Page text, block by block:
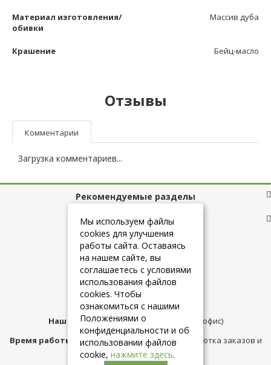
Материал изготовления/
обивки
Массив дуба
Крашение Бейц-масло
Отзывы
Комментарии
Загрузка комментариев...
Рекомендуемые разделы
Полезные ссылки
+7 (925) 084-10-60
Наш адрес:Москва,ул.Плещеева д.12 (офис)
Время работы магазина:с 10:00 до 21:00 (обработка заказов и
консультация)
Мы используем файлы
cookies для улучшения
работы сайта. Оставаясь
на нашем сайте, вы
соглашаетесь с условиями
использования файлов
cookies. Чтобы
ознакомиться с нашими
Положениями о
конфиденциальности и об
использовании файлов
cookie, нажмите здесь.